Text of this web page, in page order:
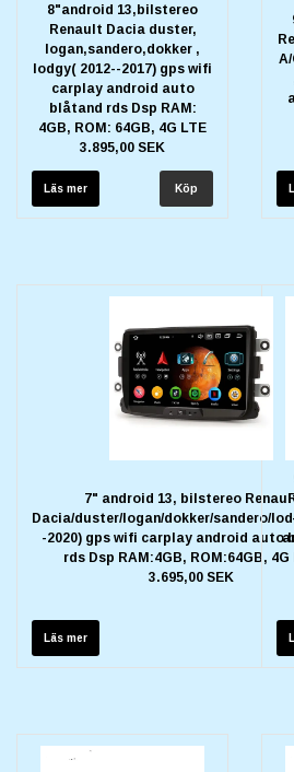
8"android 13,bilstereo
Renault Dacia duster,
logan,sandero,dokker ,
lodgy( 2012--2017) gps wifi
carplay android auto
blåtand rds Dsp RAM:
4GB, ROM: 64GB, 4G LTE
3.895,00 SEK
Läs mer
7" android 13, bilstereo
Dacia/duster/logan/dokker/sandero/
-2020) gps wifi carplay android auto
rds Dsp RAM:4GB, ROM:64GB, 4G
3.695,00 SEK
Läs mer